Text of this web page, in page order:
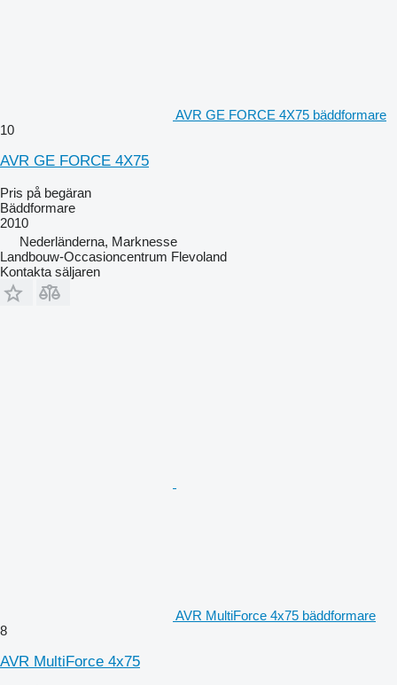
AVR GE FORCE 4X75 bäddformare
10
AVR GE FORCE 4X75
Pris på begäran
Bäddformare
2010
Nederländerna, Marknesse
Landbouw-Occasioncentrum Flevoland
Kontakta säljaren
AVR MultiForce 4x75 bäddformare
8
AVR MultiForce 4x75